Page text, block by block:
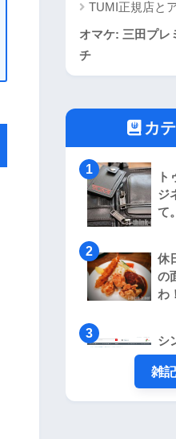
TUMI正規店と
オマケ: 三田プレ
チ
カ
ジ
て。
休
の
わ！
シ
る
雑